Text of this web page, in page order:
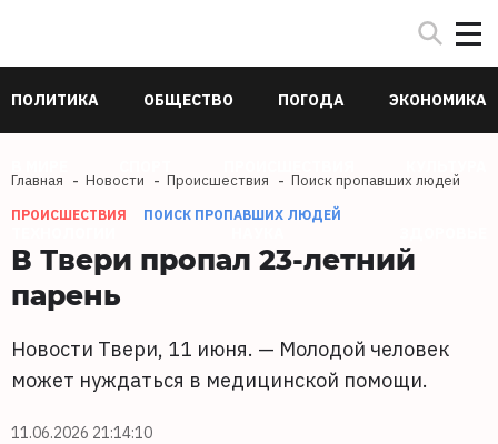
ПОЛИТИКА ОБЩЕСТВО ПОГОДА ЭКОНОМИКА
Главная Новости Происшествия Поиск пропавших людей
ПРОИСШЕСТВИЯ ПОИСК ПРОПАВШИХ ЛЮДЕЙ
В Твери пропал 23-летний
парень
Новости Твери, 11 июня. — Молодой человек
может нуждаться в медицинской помощи.
11.06.2026 21:14:10